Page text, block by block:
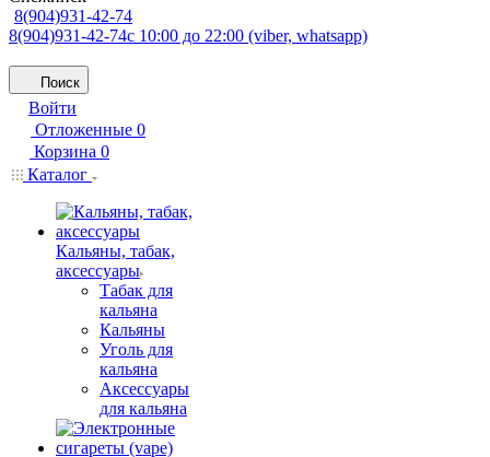
8(904)931-42-74
8(904)931-42-74с 10:00 до 22:00 (viber, whatsapp)
Поиск
Войти
Отложенные 0
Корзина 0
Каталог
Кальяны, табак,
аксессуары
Табак для
кальяна
Кальяны
Уголь для
кальяна
Аксессуары
для кальяна